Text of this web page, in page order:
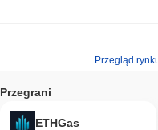
Przegląd
Przegrani
ETHGas